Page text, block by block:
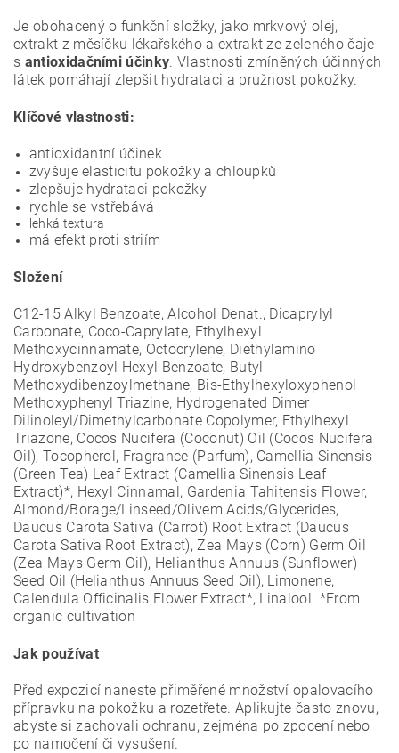
Je obohacený o funkční složky, jako mrkvový olej,
extrakt z měsíčku lékařského a extrakt ze zeleného čaje
s antioxidačními účinky. Vlastnosti zmíněných účinných
látek pomáhají zlepšit hydrataci a pružnost pokožky.
Klíčové vlastnosti:
antioxidantní účinek
zvyšuje elasticitu pokožky a chloupků
zlepšuje hydrataci pokožky
rychle se vstřebává
lehká textura
má efekt proti striím
Složení
C12-15 Alkyl Benzoate, Alcohol Denat., Dicaprylyl
Carbonate, Coco-Caprylate, Ethylhexyl
Methoxycinnamate, Octocrylene, Diethylamino
Hydroxybenzoyl Hexyl Benzoate, Butyl
Methoxydibenzoylmethane, Bis-Ethylhexyloxyphenol
Methoxyphenyl Triazine, Hydrogenated Dimer
Dilinoleyl/Dimethylcarbonate Copolymer, Ethylhexyl
Triazone, Cocos Nucifera (Coconut) Oil (Cocos Nucifera
Oil), Tocopherol, Fragrance (Parfum), Camellia Sinensis
(Green Tea) Leaf Extract (Camellia Sinensis Leaf
Extract)*, Hexyl Cinnamal, Gardenia Tahitensis Flower,
Almond/Borage/Linseed/Olivem Acids/Glycerides,
Daucus Carota Sativa (Carrot) Root Extract (Daucus
Carota Sativa Root Extract), Zea Mays (Corn) Germ Oil
(Zea Mays Germ Oil), Helianthus Annuus (Sunflower)
Seed Oil (Helianthus Annuus Seed Oil), Limonene,
Calendula Officinalis Flower Extract*, Linalool. *From
organic cultivation
Jak používat
Před expozicí naneste přiměřené množství opalovacího
přípravku na pokožku a rozetřete. Aplikujte často znovu,
abyste si zachovali ochranu, zejména po zpocení nebo
po namočení či vysušení.